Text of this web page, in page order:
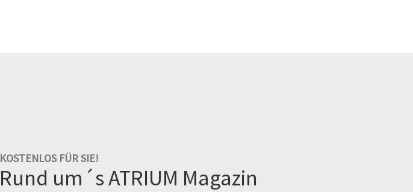
KOSTENLOS FÜR SIE!
Rund um´s ATRIUM Magazin